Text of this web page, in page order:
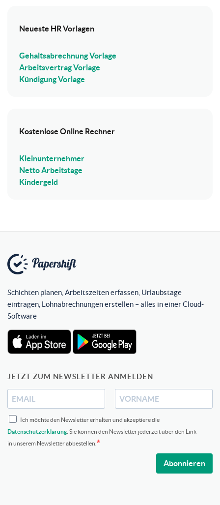
Neueste HR Vorlagen
Gehaltsabrechnung Vorlage
Arbeitsvertrag Vorlage
Kündigung Vorlage
Kostenlose Online Rechner
Kleinunternehmer
Netto Arbeitstage
Kindergeld
Schichten planen, Arbeitszeiten erfassen, Urlaubstage
eintragen, Lohnabrechnungen erstellen – alles in einer Cloud-
Software
JETZT ZUM NEWSLETTER ANMELDEN
Ich möchte den Newsletter erhalten und akzeptiere die
Datenschutzerklärung . Sie können den Newsletter jederzeit über den Link
in unserem Newsletter abbestellen.
Abonnieren